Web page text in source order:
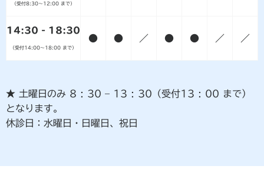
（受付8:30〜12:00 まで）
14:30 - 18:30
（受付14:00〜18:00 まで）
● ● ／ ● ● ／ ／
★ 土曜日のみ 8 : 30 – 13 : 30（受付13 : 00 まで）
となります。
休診日：水曜日・日曜日、祝日